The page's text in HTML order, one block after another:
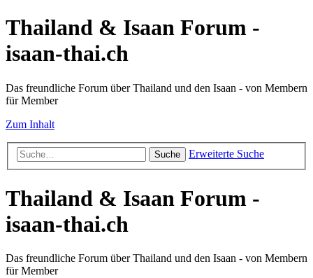
Thailand & Isaan Forum -
isaan-thai.ch
Das freundliche Forum über Thailand und den Isaan - von Membern
für Member
Zum Inhalt
Suche Erweiterte Suche
Thailand & Isaan Forum -
isaan-thai.ch
Das freundliche Forum über Thailand und den Isaan - von Membern
für Member